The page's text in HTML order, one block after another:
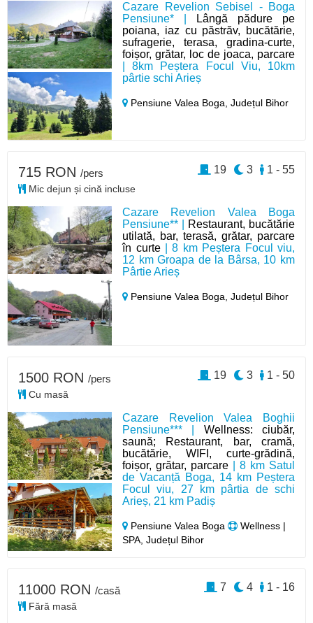
Cazare Revelion Sebisel - Boga
Pensiune* |
Lângă pădure pe
poiana, iaz cu păstrăv, bucătărie,
sufragerie, terasa, gradina-curte,
foișor, grătar, loc de joaca, parcare
| 8km Peștera Focul Viu, 10km
pârtie schi Arieș
Pensiune Valea Boga,Județul Bihor
Cazare Revelion Valea Boga
Pensiune** |
Restaurant, bucătărie
utilată, bar, terasă, grătar, parcare
în curte| 8 km Peștera Focul viu,
12 km Groapa de la Bârsa, 10 km
Pârtie Arieș
Pensiune Valea Boga,Județul Bihor
715 RON /pers
Mic dejun și cină incluse
1 - 55
3
19
Cazare Revelion Valea Boghii
Pensiune*** | Wellness: ciubăr,
saună; Restaurant, bar, cramă,
bucătărie, WIFI, curte-grădină,
foișor, grătar, parcare | 8 km Satul
de Vacanță Boga, 14 km Peștera
Focul viu, 27 km pârtia de schi
Arieș, 21 km Padiș
Pensiune Valea Boga
Wellness |
SPA, Județul Bihor
1500 RON /pers
Cu masă
1 - 50
3
19
11000 RON /casă
Fără masă
1 - 16
4
7